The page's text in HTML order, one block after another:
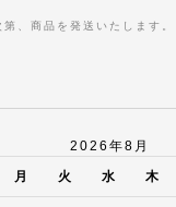
第、商品を発送いたします。
2026年8月
月 火 水 木